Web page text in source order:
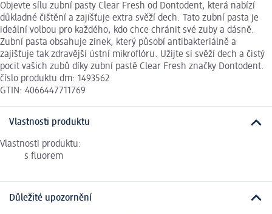
Objevte sílu zubní pasty Clear Fresh od Dontodent, která nabízí
důkladné čištění a zajišťuje extra svěží dech. Tato zubní pasta je
ideální volbou pro každého, kdo chce chránit své zuby a dásně.
Zubní pasta obsahuje zinek, který působí antibakteriálně a
zajišťuje tak zdravější ústní mikroflóru. Užijte si svěží dech a čistý
pocit vašich zubů díky zubní pastě Clear Fresh značky Dontodent.
číslo produktu dm: 1493562
GTIN: 4066447711769
Vlastnosti produktu
Vlastnosti produktu:
s fluorem
Důležité upozornění